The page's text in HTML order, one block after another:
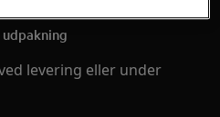
levering eller under